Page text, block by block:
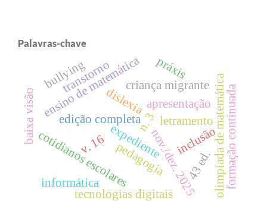
Palavras-chave
edição completa
v. 16
n. 3
nov./dez. 202543 ed.
expediente
apresentação
ensino de matemática
cotidianos escolares olimpíada de matemáticaformação continuada
baixa visão
criança migrante
inclusão
tecnologias digitais
letramento
informática
práxis
pedagogia
dislexia
transtorno
bullying